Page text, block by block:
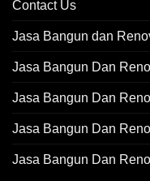
Contact Us
Jasa Bangun dan
Jasa Bangun Dan
Jasa Bangun Dan
Jasa Bangun Dan
Jasa Bangun Dan